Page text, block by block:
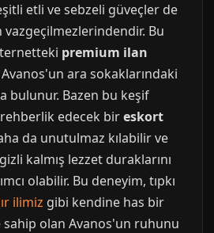
etli ve sebzeli güveçler de
vazgeçilmezlerindendir. Bu
premium ilan
ara sokaklarındaki
bulunur. Bazen bu keşif
edecek bireskort
da unutulmaz kılabilir ve
kalmış lezzet duraklarını
olabilir. Bu deneyim, tıpkı
ilimiz gibi kendine has bir
olan Avanos'un ruhunu